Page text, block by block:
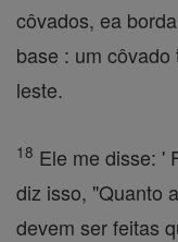
côvados, ea
base : um
leste.
18 Ele me disse: '
diz isso, "Quanto
devem ser feitas